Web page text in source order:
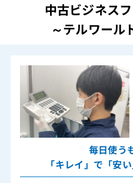
中古ビジネス
～テルワール
毎日使う
「キレイ」で「安